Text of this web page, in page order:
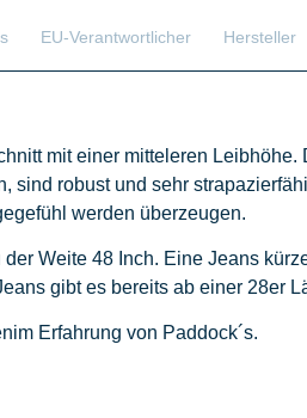
EU-Verantwortlicher Hersteller
mit einer mitteleren Leibhöhe.
sind robust und sehr
werden überzeugen.
Weite 48 Inch. Eine Jeans
gibt es bereits ab einer 28er
Erfahrung von Paddock´s.